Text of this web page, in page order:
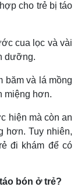
cho trẻ bị táo
cua lọc và vài
dưỡng.
băm và lá mồng
miệng hơn.
hiện mà còn an
hơn. Tuy nhiên,
đi khám để có
bón ở trẻ?